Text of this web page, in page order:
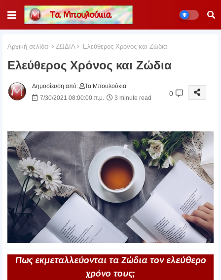
Αρχική σελίδα ΖΩΔΙΑ Ελεύθερος Χρόνος και Ζώδια
Ελεύθερος Χρόνος και Ζώδια
Δημοσίευση από:
Τα Μπουλούκια
7/30/2021 08:00:00 π.μ.
3 minute read
0
Πως εκμεταλλεύονται τα Ζώδια τον ελεύθερο
χρόνο τους;